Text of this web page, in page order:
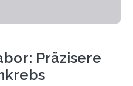
Präzisere